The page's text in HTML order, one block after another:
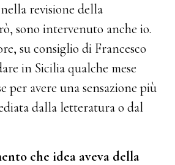
revisione della
sono intervenuto anche io.
su consiglio di Francesco
in Sicilia qualche mese
per avere una sensazione più
dalla letteratura o dal
che idea aveva della